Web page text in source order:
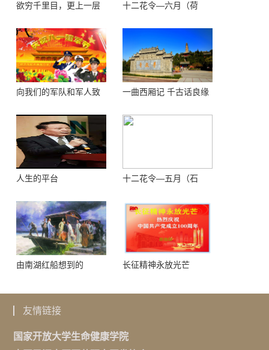
欲穷千里目，更上一层
十二花令—六月（荷
向我们的军队和军人致
一曲西厢记 千古话良缘
人生的平台
十二花令—五月（石
由南湖红船想到的 长征精神永放光芒
友情链接
国家开放大学生命健康学院